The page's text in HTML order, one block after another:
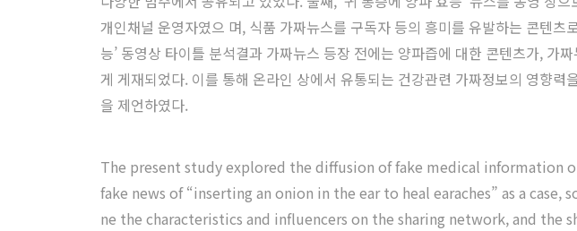
개인채널 운영자였으 며, 식품 가짜뉴스를 구독자 등의 흥미를 유발하는 콘텐츠
능’ 동영상 타이틀 분석결과 가짜뉴스 등장 전에는 양파즙에 대한 콘텐츠가,
게 게재되었다. 이를 통해 온라인 상에서 유통되는 건강관련 가짜정보의 영향
을 제언하였다.
The present study explored the diffusion of fake medical information
fake news of “inserting an onion in the ear to heal earaches” as a
ne the characteristics and influencers on the sharing network, and the